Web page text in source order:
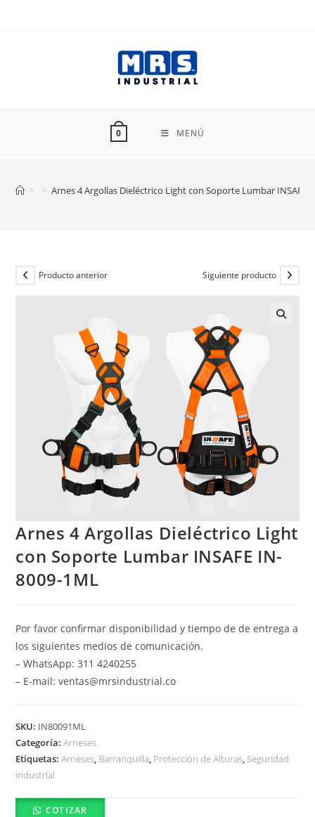
0 MENÚ
> > Arnes 4 Argollas Dieléctrico Light con Soporte Lumbar INSAFE
Producto anterior Siguiente producto
Arnes 4 Argollas Dieléctrico Light
con Soporte Lumbar INSAFE IN-
8009-1ML
Por favor confirmar disponibilidad y tiempo de de entrega a
los siguientes medios de comunicación.
– WhatsApp: 311 4240255
– E-mail: ventas@mrsindustrial.co
SKU: IN80091ML
Categoría:Arneses
Etiquetas:Arneses, Barranquilla, Protección de Alturas, Seguridad
industrial
COTIZAR